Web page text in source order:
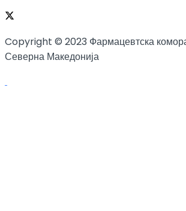
Copyright © 2023 Фармацевтска
Северна Македонија